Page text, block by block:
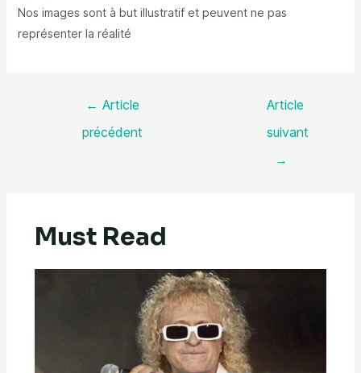
Nos images sont à but illustratif et peuvent ne pas
représenter la réalité
← Article
précédent
Article
suivant
→
Must Read